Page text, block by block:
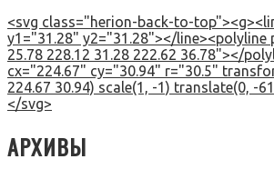
<svg class="herion-back-to-
y1="31.28" y2="31.28"></line><polyline
25.78 228.12 31.28 222.62 36.78"></
cx="224.67" cy="30.94" r="30.5"
224.67 30.94) scale(1, -1) translate(0, -
</svg>
АРХИВЫ